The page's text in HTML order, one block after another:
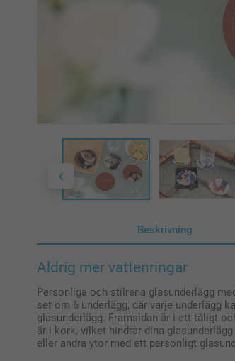
Beskrivning
Aldrig mer vattenringar
Personliga och stilrena glasunderlägg
set om 6 underlägg, där varje underlägg
glasunderlägg. Framsidan är i ett tåligt
är i kork, vilket hindrar dina
eller andra ytor med ett personligt